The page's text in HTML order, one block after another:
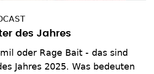
des Jahres
oder Rage Bait - das sind
Jahres 2025. Was bedeuten